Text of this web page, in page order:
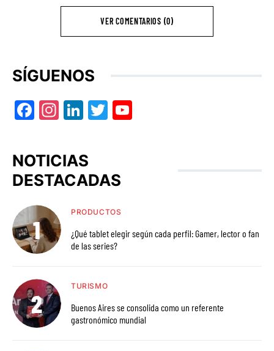
VER COMENTARIOS (0)
SÍGUENOS
Facebook
Instagram
LinkedIn
Twitter
NOTICIAS
DESTACADAS
PRODUCTOS
¿Qué tablet elegir según cada perfil: Gamer, lector o fan
de las series?
TURISMO
Buenos Aires se consolida como un referente
gastronómico mundial